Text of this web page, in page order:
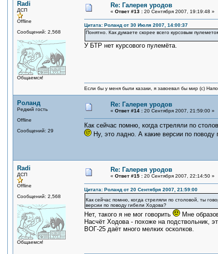
Radi
ДСП
Offline
Сообщений: 2,568
Общаемся!
Re: Галерея уродов
« Ответ #13 : 20 Сентября 2007, 19:19:48 »
Цитата: Роланд от 30 Июля 2007, 14:00:37
Понятно. Как думаете скорее всего курсовым
У БТР нет курсового пулемёта.
Если бы у меня были казаки, я завоевал бы мир (с)
Роланд
Редкий гость
Offline
Сообщений: 29
Re: Галерея уродов
« Ответ #14 : 20 Сентября 2007, 21:59:00 »
Как сейчас помню, когда стреляли по
Ну, это ладно. А какие версии по поводу
Radi
ДСП
Offline
Сообщений: 2,568
Общаемся!
Re: Галерея уродов
« Ответ #15 : 20 Сентября 2007, 22:14:50 »
Цитата: Роланд от 20 Сентября 2007, 21:59:00
Как сейчас помню, когда стреляли по столовой, ты
версии по поводу гибели Ходова?
Нет, такого я не мог говорить
Мне
Насчёт Ходова - похоже на подствольник,
ВОГ-25 даёт много мелких осколков.